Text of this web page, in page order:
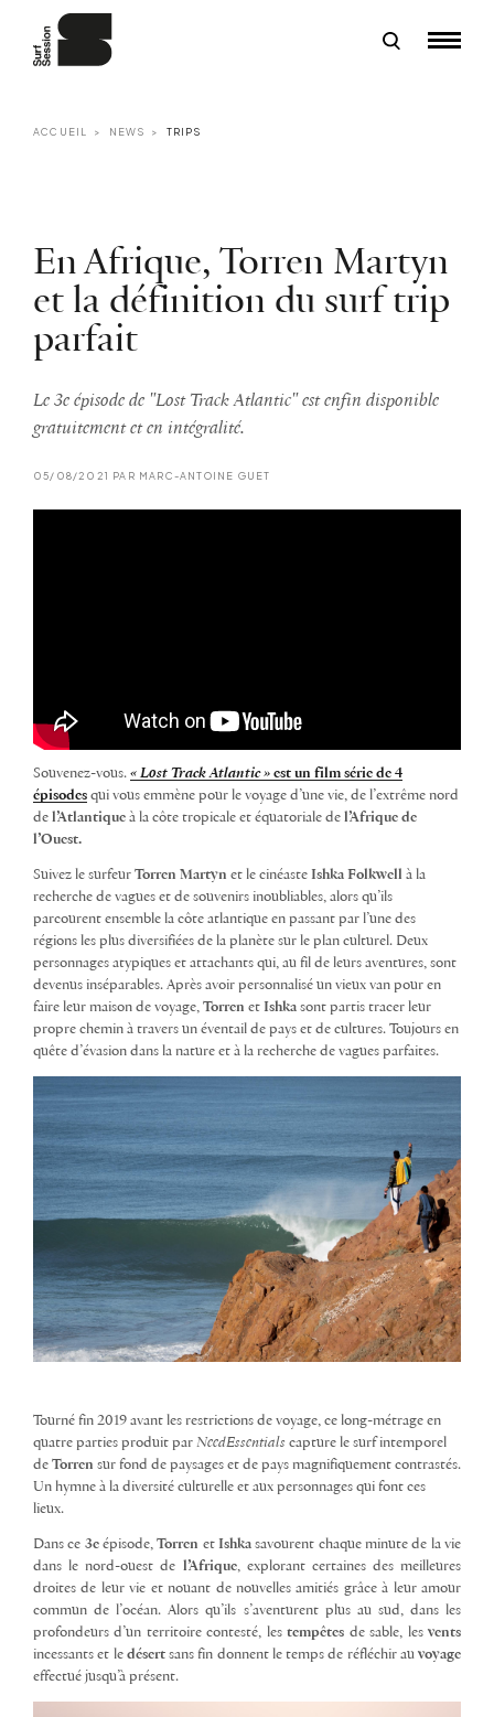
ACCUEIL NEWS TRIPS
En Afrique, Torren Martyn
et la définition du surf trip
parfait
Le 3e épisode de "Lost Track Atlantic" est enfin disponible
gratuitement et en intégralité.
05/08/2021 PAR MARC-ANTOINE GUET
Souvenez-vous. « Lost Track Atlantic » est un film série de 4
épisodes qui vous emmène pour le voyage d’une vie, de l’extrême nord
de l’Atlantique à la côte tropicale et équatoriale de l’Afrique de
l’Ouest.
Suivez le surfeur Torren Martyn et le cinéaste Ishka Folkwell à la
recherche de vagues et de souvenirs inoubliables, alors qu’ils
parcourent ensemble la côte atlantique en passant par l’une des
régions les plus diversifiées de la planète sur le plan culturel. Deux
personnages atypiques et attachants qui, au fil de leurs aventures, sont
devenus inséparables. Après avoir personnalisé un vieux van pour en
faire leur maison de voyage, Torren et Ishka sont partis tracer leur
propre chemin à travers un éventail de pays et de cultures. Toujours en
quête d’évasion dans la nature et à la recherche de vagues parfaites.
Tourné fin 2019 avant les restrictions de voyage, ce long-métrage en
quatre parties produit par NeedEssentials capture le surf intemporel
de Torren sur fond de paysages et de pays magnifiquement contrastés.
Un hymne à la diversité culturelle et aux personnages qui font ces
lieux.
Dans ce 3eépisode,Torren etIshka savourent chaque minute de la vie
dans le nord-ouest de l’Afrique, explorant certaines des meilleures
droites de leur vie et nouant de nouvelles amitiés grâce à leur amour
commun de l’océan. Alors qu’ils s’aventurent plus au sud, dans les
profondeurs d’un territoire contesté, lestempêtes de sable, lesvents
incessants et le désertsans fin donnent le temps de réfléchir au voyage
effectué jusqu’à présent.